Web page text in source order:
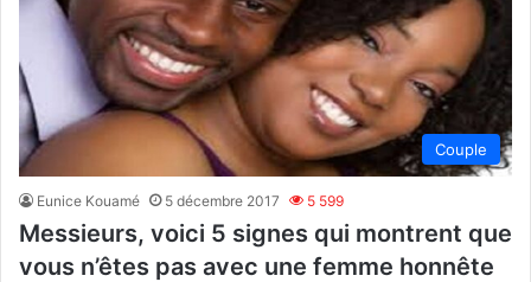
Couple
Eunice Kouamé 5 décembre 2017 5 599
Messieurs, voici 5 signes qui montrent que
vous n’êtes pas avec une femme honnête